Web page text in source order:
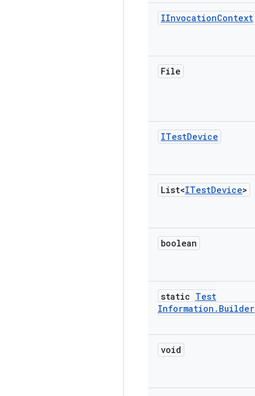
IInvocationContext
File
ITestDevice
List<ITestDevice>
boolean
static Test
Information . Builder
void